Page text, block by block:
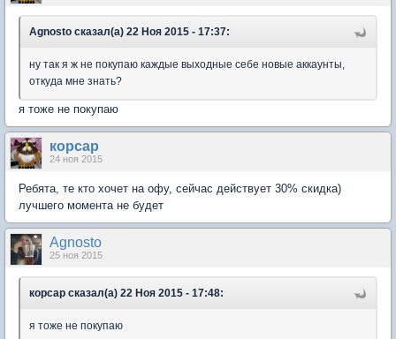
Agnosto сказал(а) 22 Ноя 2015 - 17:37:
ну так я ж не покупаю каждые выходные себе новые аккаунты,
откуда мне знать?
я тоже не покупаю
корсар
24 ноя 2015
Ребята, те кто хочет на офу, сейчас действует 30% скидка)
лучшего момента не будет
Agnosto
25 ноя 2015
корсар сказал(а) 22 Ноя 2015 - 17:48:
я тоже не покупаю